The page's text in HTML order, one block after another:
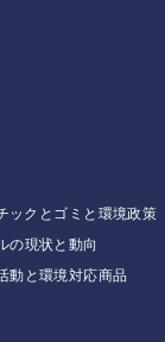
ックとゴミと環境政策
の現状と動向
動と環境対応商品